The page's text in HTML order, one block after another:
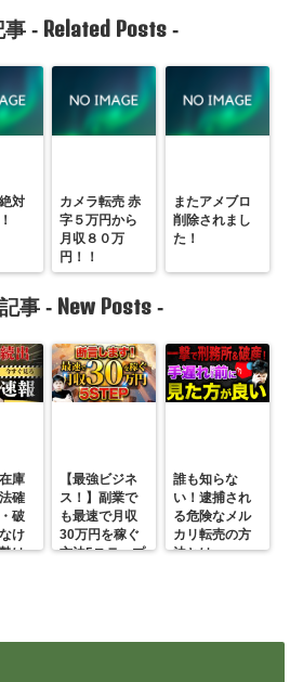
- Related Posts-
対
カメラ転売 赤
字５万円から
月収８０万
円！！
またアメブロ
削除されまし
た！
事 - New Posts -
庫
確
破
け
は
【最強ビジネ
ス！】副業で
も最速で月収
30万円を稼ぐ
方法5ステップ
誰も知らな
い！逮捕され
る危険なメル
カリ転売の方
法とは